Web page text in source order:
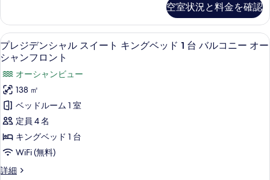
真
を
表
示
す
る
シ
ャ
ン
フ
ロ
ン
ト
の
す
べ
て
ー
シ
ャ
ン
ロ
ン
ト
の
詳
細
台
オ
ー
シ
ャ
ン
ビ
ュ
ー
(Duplex,
Plunge
キ
ン
グ
ベ
ッ
ド
台
オ
ー
ャ
ン
ュ
空室状況と料金を確認
プ
レ
ジ
デ
ン
シ
ャ
ル
ス
プレジデンシャル スイート キング
6
プレジデンシャル スイート キングベッド 1 台 バルコニー オー
シャンフロント
オーシャンビュー
138 ㎡
ベッドルーム 1 室
定員 4 名
キングベッド 1 台
WiFi (無料)
詳細
プ